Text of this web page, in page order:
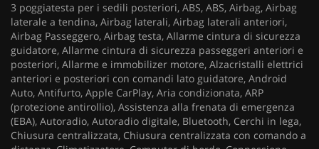
3 poggiatesta per i sedili posteriori, ABS, ABS, Airbag, Airbag
laterale a tendina, Airbag laterali, Airbag laterali anteriori,
Airbag Passeggero, Airbag testa, Allarme cintura di sicurezza
guidatore, Allarme cintura di sicurezza passeggeri anteriori e
posteriori, Allarme e immobilizer motore, Alzacristalli elettrici
anteriori e posteriori con comandi lato guidatore, Android
Auto, Antifurto, Apple CarPlay, Aria condizionata, ARP
(protezione antirollio), Assistenza alla frenata di emergenza
(EBA), Autoradio, Autoradio digitale, Bluetooth, Cerchi in lega,
Chiusura centralizzata, Chiusura centralizzata con comando a